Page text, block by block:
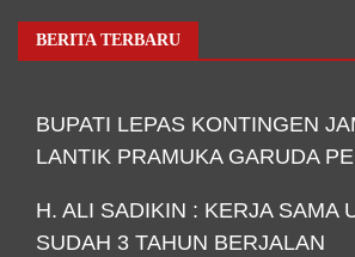
BERITA TERBARU
BUPATI LEPAS KONTINGEN
LANTIK PRAMUKA GARUDA
H. ALI SADIKIN : KERJA SAMA
SUDAH 3 TAHUN BERJALAN